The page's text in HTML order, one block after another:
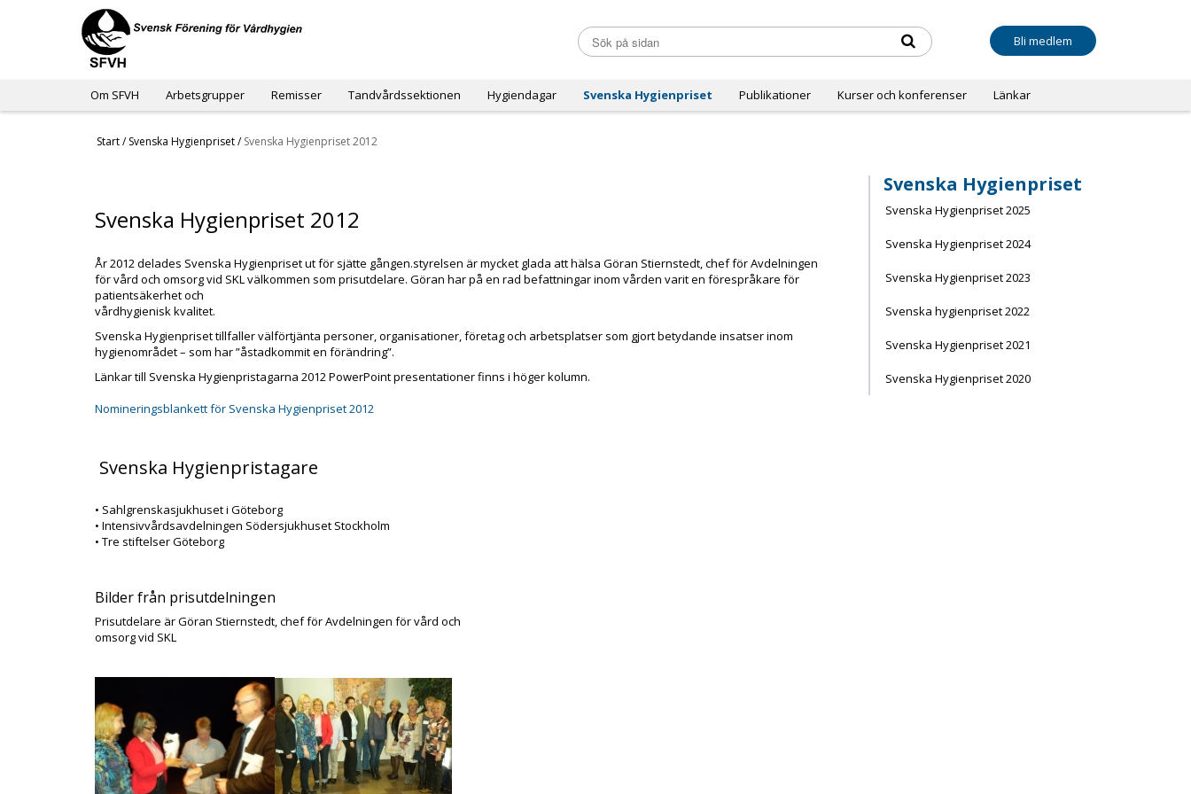
Bli medlem
Om SFVH Arbetsgrupper Remisser Tandvårdssektionen Hygiendagar Svenska Hygienpriset Publikationer Kurser och konferenser Länkar
Start/ Svenska Hygienpriset/ Svenska Hygienpriset 2012
Svenska Hygienpriset 2012
År 2012 delades Svenska Hygienpriset ut för sjätte gången.styrelsen är mycket glada att hälsa Göran Stiernstedt, chef för Avdelningen
för vård och omsorg vid SKL välkommen som prisutdelare. Göran har på en rad befattningar inom vården varit en förespråkare för
patientsäkerhet och
vårdhygienisk kvalitet.
Svenska Hygienpriset tillfaller välförtjänta personer, organisationer, företag och arbetsplatser som gjort betydande insatser inom
hygienområdet – som har ”åstadkommit en förändring”.
Länkar till Svenska Hygienpristagarna 2012 PowerPoint presentationer finns i höger kolumn.
Nomineringsblankett för Svenska Hygienpriset 2012
Svenska Hygienpristagare
• Sahlgrenskasjukhuset i Göteborg
• Intensivvårdsavdelningen Södersjukhuset Stockholm
• Tre stiftelser Göteborg
Bilder från prisutdelningen
Prisutdelare är Göran Stiernstedt, chef för Avdelningen för vård och
omsorg vid SKL
Svenska Hygienpriset
Svenska Hygienpriset 2025
Svenska Hygienpriset 2024
Svenska Hygienpriset 2023
Svenska hygienpriset 2022
Svenska Hygienpriset 2021
Svenska Hygienpriset 2020